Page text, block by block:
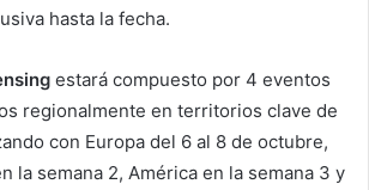
hasta la fecha.
estará compuesto por 4 eventos
regionalmente en territorios clave de
con Europa del 6 al 8 de octubre,
la semana 2, América en la semana 3 y